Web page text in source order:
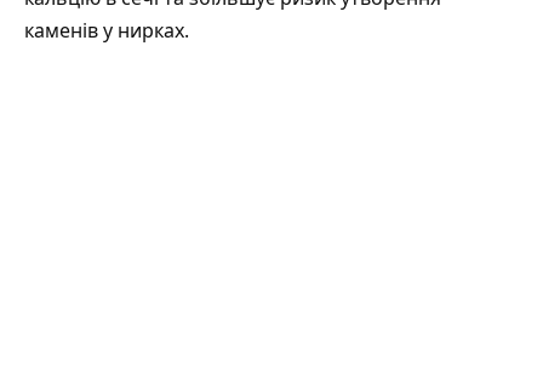
каменів у нирках.